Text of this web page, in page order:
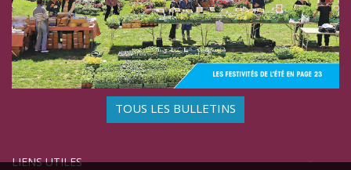
TOUS LES BULLETINS
LIENS UTILES